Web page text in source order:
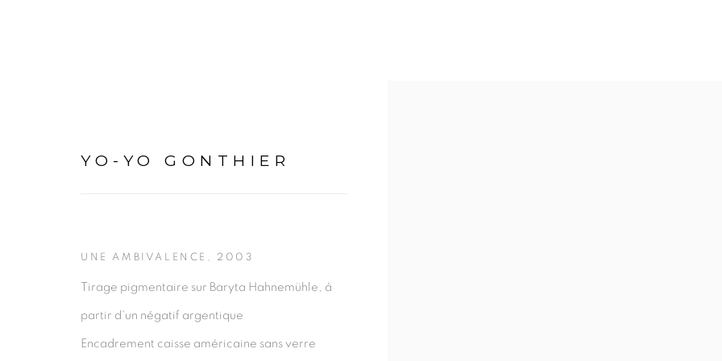
YO-YO GONTHIER
UNE AMBIVALENCE , 2003
Tirage pigmentaire sur Baryta Hahnemühle, à
partir d'un négatif argentique
Encadrement caisse américaine sans verre